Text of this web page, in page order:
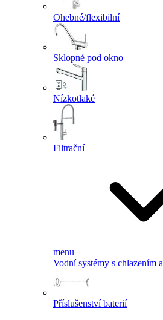
Ohebné/flexibilní
Sklopné pod okno
Nízkotlaké
Filtrační
menu
Vodní systémy s chlazením
Příslušenství baterií